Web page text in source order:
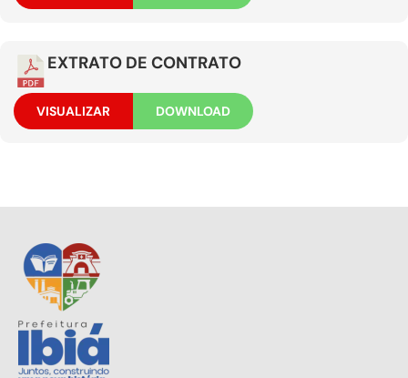
EXTRATO DE CONTRATO
VISUALIZAR DOWNLOAD